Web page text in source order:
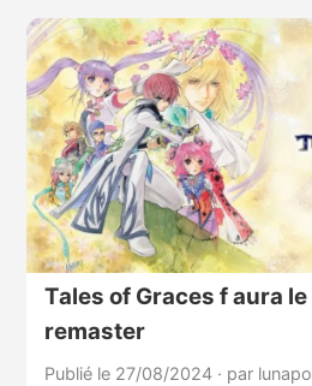
Tales of Graces f aura
remaster
Publié le 27/08/2024 · par